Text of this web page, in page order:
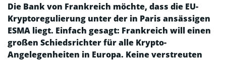
Die Bank von Frankreich möchte, dass die EU-
Kryptoregulierung unter der in Paris ansässigen
ESMA liegt. Einfach gesagt: Frankreich will einen
großen Schiedsrichter für alle Krypto-
Angelegenheiten in Europa. Keine verstreuten